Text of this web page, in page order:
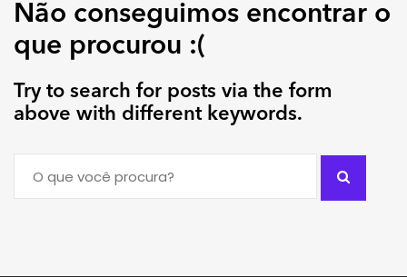
Não conseguimos encontrar o
que procurou :(
Try to search for posts via the form
above with different keywords.